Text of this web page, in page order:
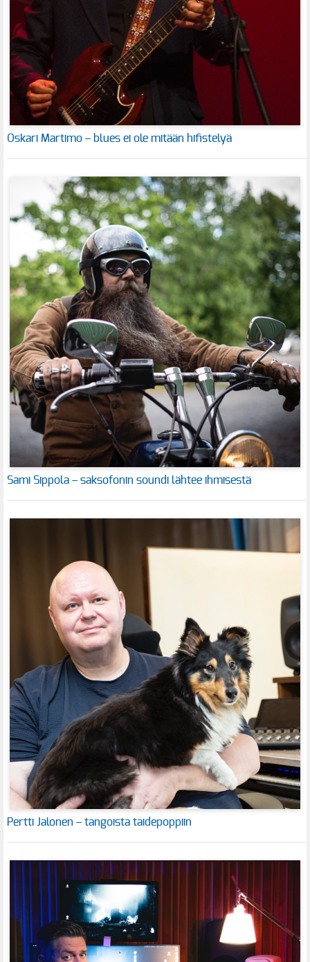
Oskari Martimo – blues ei ole mitään hifistelyä
Sami Sippola – saksofonin soundi lähtee ihmisestä
Pertti Jalonen – tangoista taidepoppiin